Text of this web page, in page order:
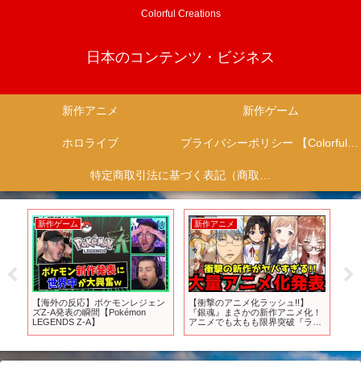
Colorful Creations
日本のコンテンツ・ビジネス
新作アニメ 新作ゲーム
ホロライブ プライバシーポリシー 【Colorful Creation】
特定商取引法に基づく表記（商取引に関する開示）
新作アニメ
【第31話】ボクの仲間
【BEYBLADE X】
新作アニメ
『野原ひろし 昼飯の流儀』がSNS
を席巻中！ #アニメ#アニメ紹介 #
アニメレビュー #アニメ評価 #新